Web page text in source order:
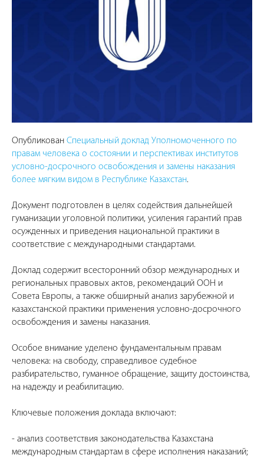
Опубликован Специальный доклад Уполномоченного по
правам человека о состоянии и перспективах институтов
условно-досрочного освобождения и замены наказания
более мягким видом в Республике Казахстан.
Документ подготовлен в целях содействия дальнейшей
гуманизации уголовной политики, усиления гарантий прав
осужденных и приведения национальной практики в
соответствие с международными стандартами.
Доклад содержит всесторонний обзор международных и
региональных правовых актов, рекомендаций ООН и
Совета Европы, а также обширный анализ зарубежной и
казахстанской практики применения условно-досрочного
освобождения и замены наказания.
Особое внимание уделено фундаментальным правам
человека: на свободу, справедливое судебное
разбирательство, гуманное обращение, защиту достоинства,
на надежду и реабилитацию.
Ключевые положения доклада включают:
- анализ соответствия законодательства Казахстана
международным стандартам в сфере исполнения наказаний;